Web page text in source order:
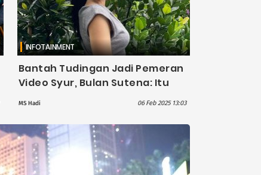
INFOTAINMENT
Bantah Tudingan Jadi Pemeran
Video Syur, Bulan Sutena: Itu
Hasil AI!
MS Hadi 06 Feb 2025 13:03